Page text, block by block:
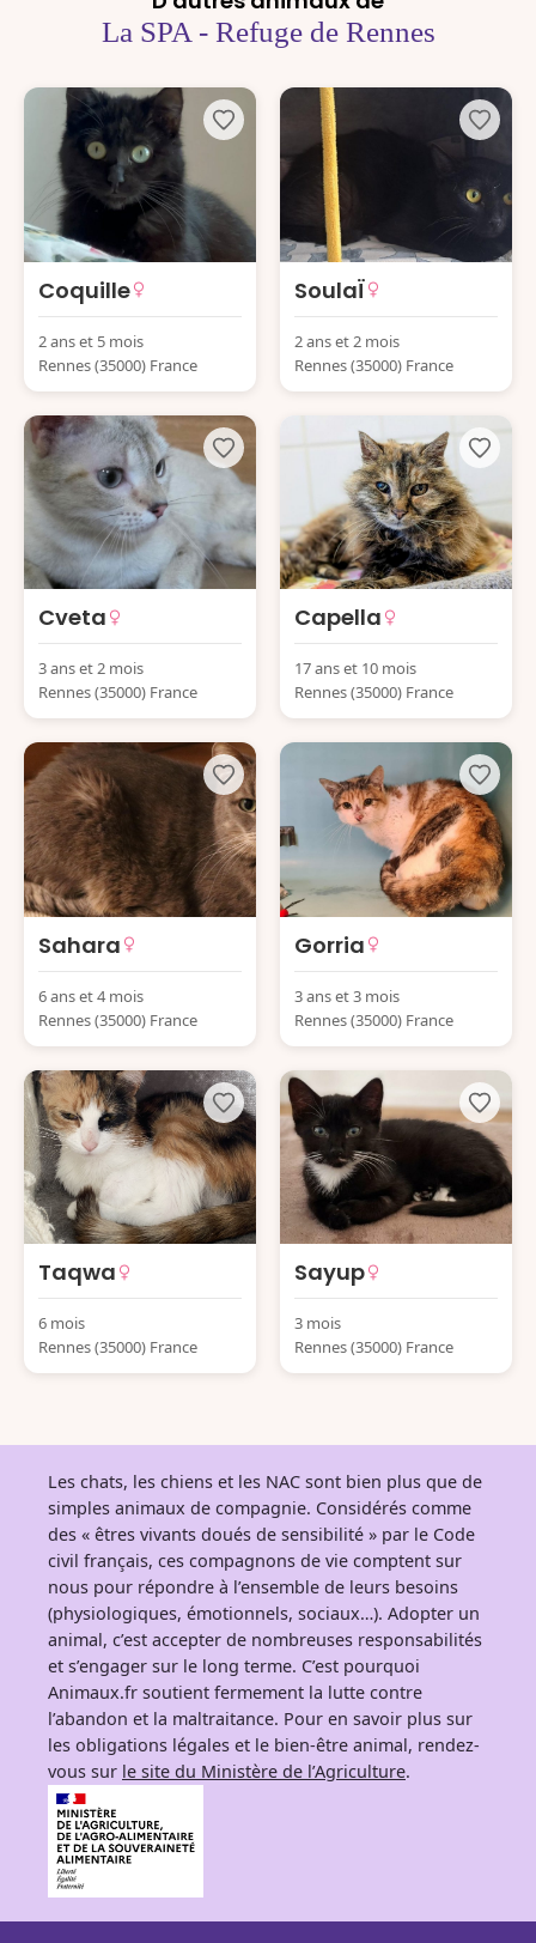
La SPA - Refuge de Rennes
Coquille
2 ans et 5 mois
Rennes (35000) France
SoulaÏ
2 ans et 2 mois
Rennes (35000) France
Cveta
3 ans et 2 mois
Rennes (35000) France
Capella
17 ans et 10 mois
Rennes (35000) France
Sahara
6 ans et 4 mois
Rennes (35000) France
Gorria
3 ans et 3 mois
Rennes (35000) France
Taqwa
6 mois
Rennes (35000) France
Sayup
3 mois
Rennes (35000) France
Les chats, les chiens et les NAC sont bien plus que de
simples animaux de compagnie. Considérés comme
des « êtres vivants doués de sensibilité » par le Code
civil français, ces compagnons de vie comptent sur
nous pour répondre à l’ensemble de leurs besoins
(physiologiques, émotionnels, sociaux…). Adopter un
animal, c’est accepter de nombreuses responsabilités
et s’engager sur le long terme. C’est pourquoi
Animaux.fr soutient fermement la lutte contre
l’abandon et la maltraitance. Pour en savoir plus sur
les obligations légales et le bien-être animal, rendez-
vous sur le site du Ministère de l’Agriculture.